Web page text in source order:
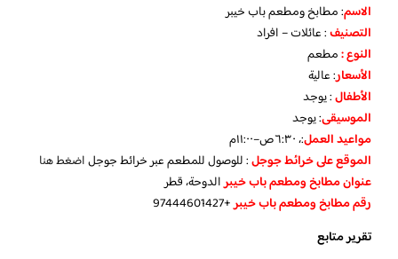
الاسم: مطابخ ومطعم باب خيبر
التصنيف: عائلات – افراد
النوع :مطعم
الأسعار:عالية
الأطفال:يوجد
الموسيقى:يوجد
مواعيد العمل:، ٦:٣٠ص–١١:٠٠م
الموقع على خرائط جوجل: للوصول للمطعم عبر خرائط جوجلاضغط هنا
عنوان مطابخ ومطعم باب خيبرالدوحة، قطر
رقم مطابخ ومطعم باب خيبر+97444601427
تقرير متابع